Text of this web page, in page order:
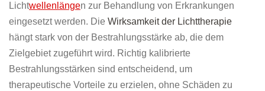
Lichtwellenlängen zur Behandlung von Erkrankungen
eingesetzt werden. Die Wirksamkeit der Lichttherapie
hängt stark von der Bestrahlungsstärke ab, die dem
Zielgebiet zugeführt wird. Richtig kalibrierte
Bestrahlungsstärken sind entscheidend, um
therapeutische Vorteile zu erzielen, ohne Schäden zu